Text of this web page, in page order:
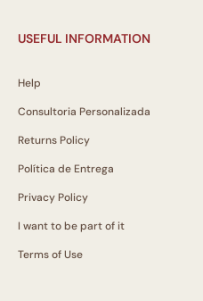
USEFUL INFORMATION
Help
Consultoria Personalizada
Returns Policy
Política de Entrega
Privacy Policy
I want to be part of it
Terms of Use